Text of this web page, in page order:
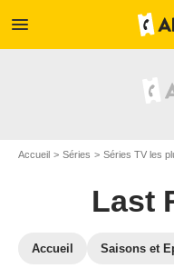
menu
Accueil Séries Séries TV les
Last
Accueil Saisons et